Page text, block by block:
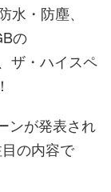
・防塵、
の
ザ・ハイスペ
ンが発表され
の内容で